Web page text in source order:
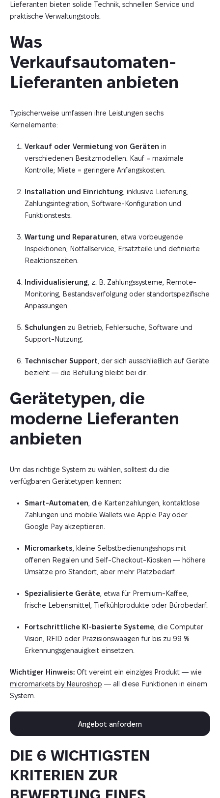
Lieferanten bieten solide Technik, schnellen Service und
praktische Verwaltungstools.
Was
Verkaufsautomaten-
Lieferanten anbieten
Typischerweise umfassen ihre Leistungen sechs
Kernelemente:
Verkauf oder Vermietung von Geräten in
verschiedenen Besitzmodellen. Kauf = maximale
Kontrolle; Miete = geringere Anfangskosten.
Installation und Einrichtung , inklusive Lieferung,
Zahlungsintegration, Software-Konfiguration und
Funktionstests.
Wartung und Reparaturen , etwa vorbeugende
Inspektionen, Notfallservice, Ersatzteile und definierte
Reaktionszeiten.
Individualisierung , z. B. Zahlungssysteme, Remote-
Monitoring, Bestandsverfolgung oder standortspezifische
Anpassungen.
Schulungen zu Betrieb, Fehlersuche, Software und
Support-Nutzung.
Technischer Support , der sich ausschließlich auf Geräte
bezieht — die Befüllung bleibt bei dir.
Gerätetypen, die
moderne Lieferanten
anbieten
Um das richtige System zu wählen, solltest du die
verfügbaren Gerätetypen kennen:
Smart-Automaten , die Kartenzahlungen, kontaktlose
Zahlungen und mobile Wallets wie Apple Pay oder
Google Pay akzeptieren.
Micromarkets , kleine Selbstbedienungsshops mit
offenen Regalen und Self-Checkout-Kiosken — höhere
Umsätze pro Standort, aber mehr Platzbedarf.
Spezialisierte Geräte , etwa für Premium-Kaffee,
frische Lebensmittel, Tiefkühlprodukte oder Bürobedarf.
Fortschrittliche KI-basierte Systeme , die Computer
Vision, RFID oder Präzisionswaagen für bis zu 99 %
Erkennungsgenauigkeit einsetzen.
Wichtiger Hinweis: Oft vereint ein einziges Produkt — wie
micromarkets by Neuroshop — all diese Funktionen in einem
System.
Angebot anfordern
DIE 6 WICHTIGSTEN
KRITERIEN ZUR